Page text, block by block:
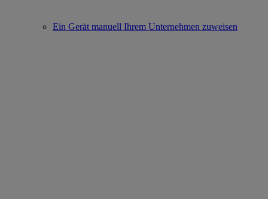
Ein Gerät manuell Ihrem Unternehmen zuweisen